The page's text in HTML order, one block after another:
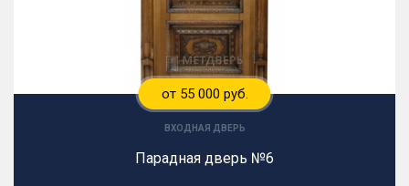
от 55 000 руб.
ВХОДНАЯ ДВЕРЬ
Парадная дверь №6